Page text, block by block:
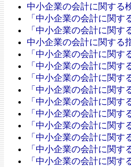
中小企業の会計に関する
「中小企業の会計に関
「中小企業の会計に関す
中小企業の会計に関する
「中小企業の会計に関す
「中小企業の会計に関
「中小企業の会計に関す
「中小企業の会計に関
「中小企業の会計に関す
「中小企業の会計に関
「中小企業の会計に関す
「中小企業の会計に関
「中小企業の会計に関す
「中小企業の会計に関す